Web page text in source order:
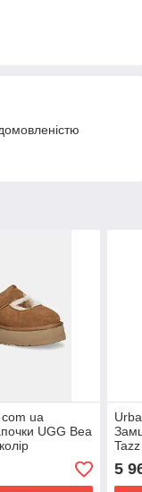
ua
UGG Bea
1167612-CHE
5